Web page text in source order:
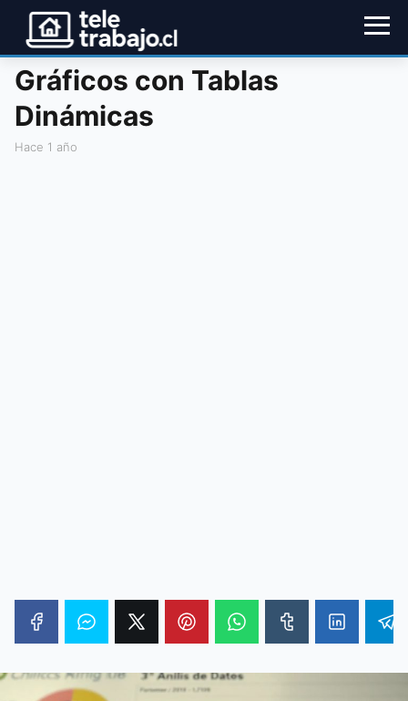
Gráficos con Tablas
Dinámicas
hace 1 año